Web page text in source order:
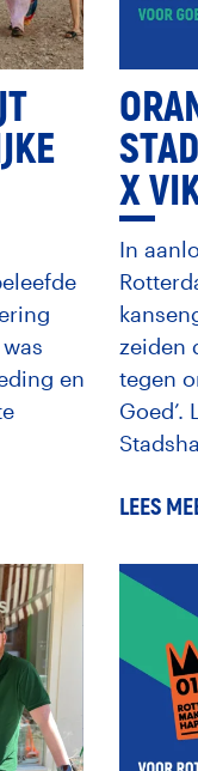
en
X
In
zeiden
tegen
Goed’.
LEES